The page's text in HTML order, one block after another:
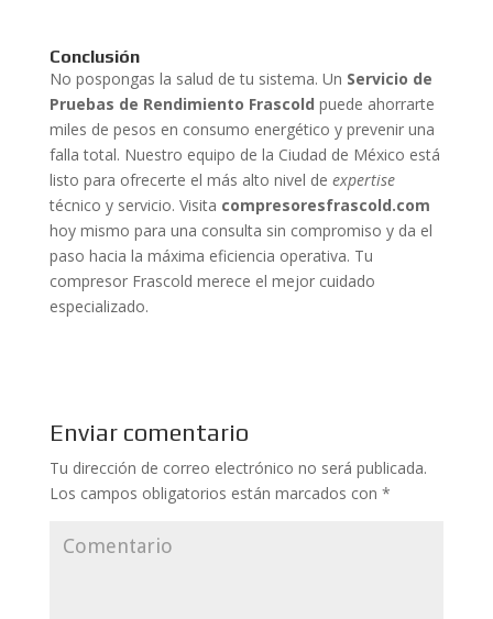
Conclusión
No pospongas la salud de tu sistema. Un Servicio de
Pruebas de Rendimiento Frascold puede ahorrarte
miles de pesos en consumo energético y prevenir una
falla total. Nuestro equipo de la Ciudad de México está
listo para ofrecerte el más alto nivel de expertise
técnico y servicio. Visita compresoresfrascold.com
hoy mismo para una consulta sin compromiso y da el
paso hacia la máxima eficiencia operativa. Tu
compresor Frascold merece el mejor cuidado
especializado.
Enviar comentario
Tu dirección de correo electrónico no será publicada.
Los campos obligatorios están marcados con *